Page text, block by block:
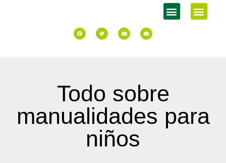
Todo sobre
manualidades para
niños